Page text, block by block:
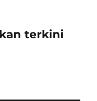
terkini